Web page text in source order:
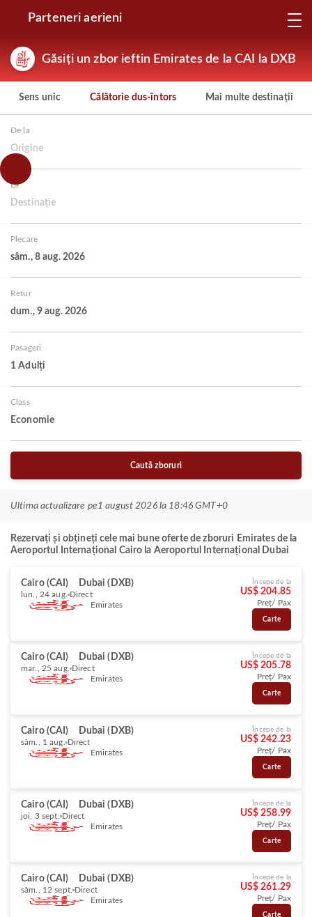
Parteneri aerieni
Găsiți un zbor ieftin Emirates de la CAI la DXB
Sens unic Călătorie dus-întors Mai multe destinații
De la
Origine
La
Destinație
Plecare
sâm., 8 aug. 2026
Retur
dum., 9 aug. 2026
Pasageri
1 Adulți
Class
Economie
Caută zboruri
Ultima actualizare pe1 august 2026 la 18:46 GMT+0
Rezervați și obțineți cele mai bune oferte de zboruri Emirates de la
Aeroportul Internațional Cairo la Aeroportul Internațional Dubai
Cairo (CAI) Dubai (DXB)
lun., 24 aug. Direct
Emirates
Începe de la
US$ 204.85
Preț/ Pax
Carte
Cairo (CAI) Dubai (DXB)
mar., 25 aug. Direct
Emirates
Începe de la
US$ 205.78
Preț/ Pax
Carte
Cairo (CAI) Dubai (DXB)
sâm., 1 aug. Direct
Emirates
Începe de la
US$ 242.23
Preț/ Pax
Carte
Cairo (CAI) Dubai (DXB)
joi, 3 sept. Direct
Emirates
Începe de la
US$ 258.99
Preț/ Pax
Carte
Cairo (CAI) Dubai (DXB)
sâm., 12 sept. Direct
Emirates
Începe de la
US$ 261.29
Preț/ Pax
Carte